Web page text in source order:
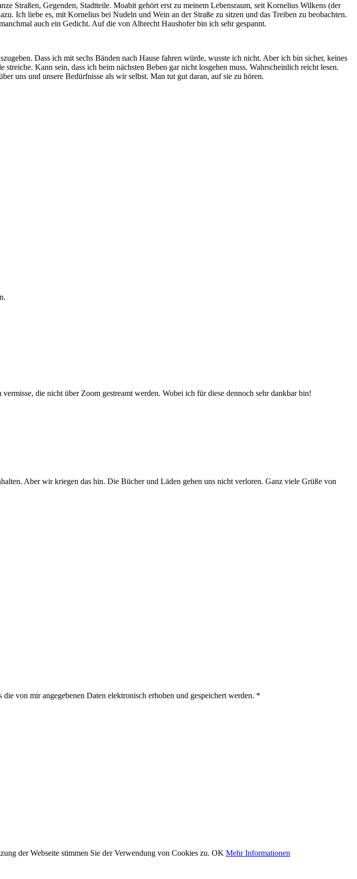
Straßen, Gegenden, Stadtteile. Moabit gehört erst zu meinem Lebensraum, seit Kornelius Wilkens (der
Ich liebe es, mit Kornelius bei Nudeln und Wein an der Straße zu sitzen und das Treiben zu beobachten.
auch ein Gedicht. Auf die von Albrecht Haushofer bin ich sehr gespannt.
Dass ich mit sechs Bänden nach Hause fahren würde, wusste ich nicht. Aber ich bin sicher, keines
Kann sein, dass ich beim nächsten Beben gar nicht losgehen muss. Wahrscheinlich reicht lesen.
uns und unsere Bedürfnisse als wir selbst. Man tut gut daran, auf sie zu hören.
die nicht über Zoom gestreamt werden. Wobei ich für diese dennoch sehr dankbar bin!
Aber wir kriegen das hin. Die Bücher und Läden gehen uns nicht verloren. Ganz viele Grüße von
von mir angegebenen Daten elektronisch erhoben und gespeichert werden. *
der Webseite stimmen Sie der Verwendung von Cookies zu. OK Mehr Informationen